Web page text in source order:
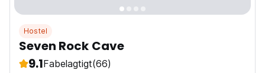
Hostel
Seven Rock Cave
9.1Fabelagtigt(66)